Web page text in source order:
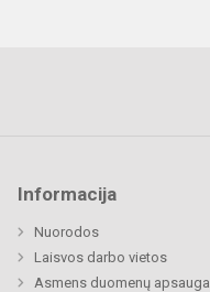
Informacija
Nuorodos
Laisvos darbo vietos
Asmens duomenų apsauga